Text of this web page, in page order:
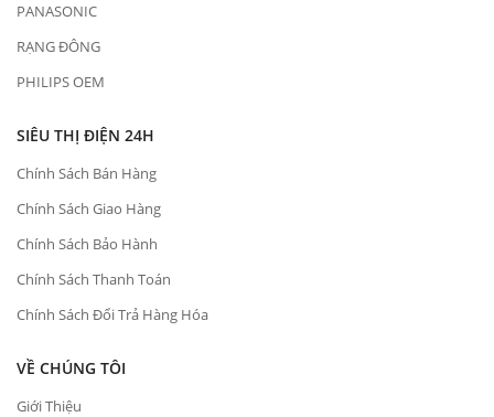
PANASONIC
RẠNG ĐÔNG
PHILIPS OEM
SIÊU THỊ ĐIỆN 24H
Chính Sách Bán Hàng
Chính Sách Giao Hàng
Chính Sách Bảo Hành
Chính Sách Thanh Toán
Chính Sách Đổi Trả Hàng Hóa
VỀ CHÚNG TÔI
Giới Thiệu